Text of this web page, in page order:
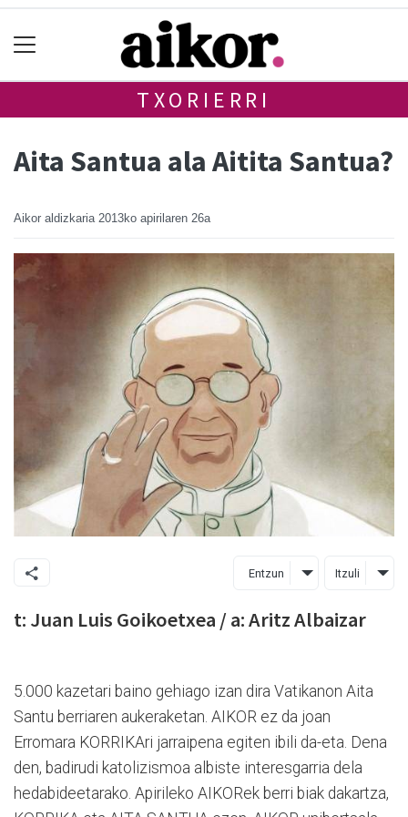
TXORIERRI
Aita Santua ala Aitita Santua?
Aikor aldizkaria 2013ko apirilaren 26a
Entzun Itzuli
t: Juan Luis Goikoetxea / a: Aritz Albaizar
5.000 kazetari baino gehiago izan dira Vatikanon Aita
Santu berriaren aukeraketan. AIKOR ez da joan
Erromara KORRIKAri jarraipena egiten ibili da-eta. Dena
den, badirudi katolizismoa albiste interesgarria dela
hedabideetarako. Apirileko AIKORek berri biak dakartza,